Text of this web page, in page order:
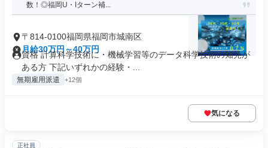
数！◎福岡U・Iターン補...
〒814-0100福岡県福岡市城南区
月給30万円～40万円
資格 計算科学技術に・機械学習等のデータ科学技術の知見が
ある方 下記いずれかの経験・...
無期雇用派遣 +12個
気になる
正社員